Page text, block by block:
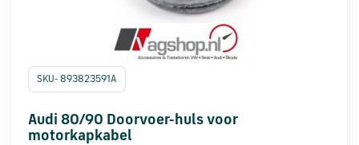
SKU- 893823591A
Audi 80/90 Doorvoer-huls voor
motorkapkabel